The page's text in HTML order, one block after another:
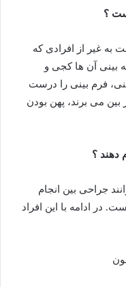
؟
به غیر از افرادی که
بینی آن ها کجی و
فرم بینی را درست
بین می برند، پهن بودن
دهند ؟
جراحی بین انجام
در ادامه با این افراد